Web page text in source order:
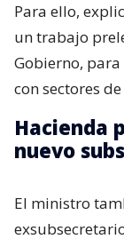
Para ello,
un trabajo
Gobierno,
con sectores
Hacienda
nuevo
El ministro